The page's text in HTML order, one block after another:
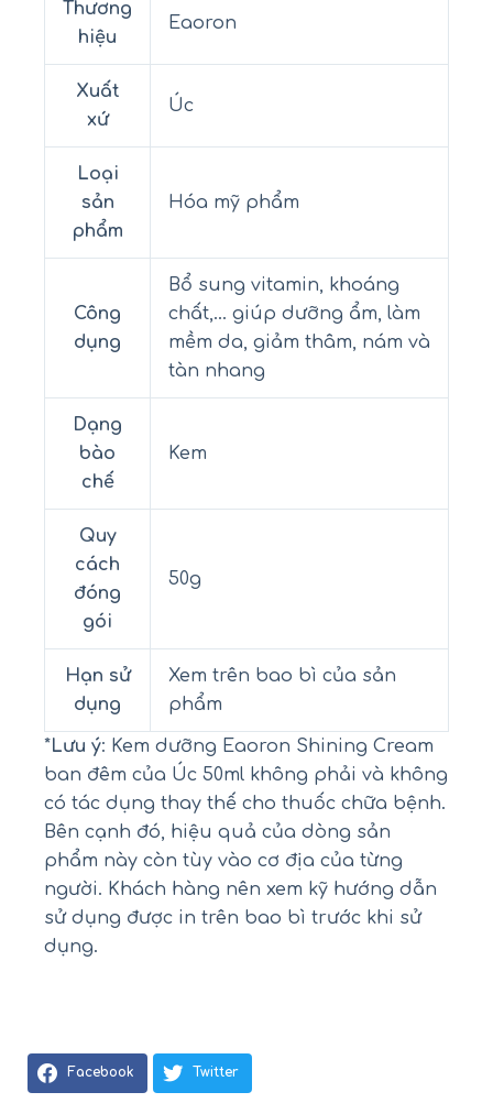
Thương
hiệu
Eaoron
Xuất
xứ
Úc
Loại
sản
phẩm
Hóa mỹ phẩm
Công
dụng
Bổ sung vitamin, khoáng
chất,… giúp dưỡng ẩm, làm
mềm da, giảm thâm, nám và
tàn nhang
Dạng
bào
chế
Kem
Quy
cách
đóng
gói
50g
Hạn sử
dụng
Xem trên bao bì của sản
phẩm
*Lưu ý: Kem dưỡng Eaoron Shining Cream
ban đêm của Úc 50ml không phải và không
có tác dụng thay thế cho thuốc chữa bệnh.
Bên cạnh đó, hiệu quả của dòng sản
phẩm này còn tùy vào cơ địa của từng
người. Khách hàng nên xem kỹ hướng dẫn
sử dụng được in trên bao bì trước khi sử
dụng.
Facebook Twitter